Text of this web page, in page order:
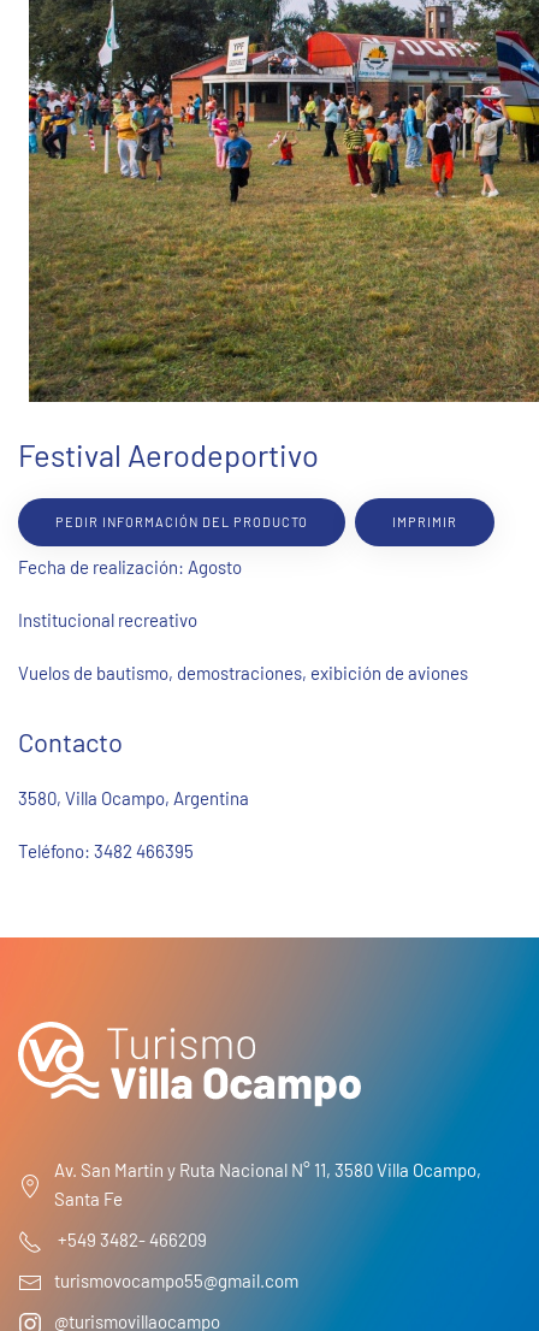
Festival Aerodeportivo
PEDIR INFORMACIÓN DEL PRODUCTO IMPRIMIR
Fecha de realización: Agosto
Institucional recreativo
Vuelos de bautismo, demostraciones, exibición de aviones
Contacto
3580, Villa Ocampo, Argentina
Teléfono: 3482 466395
Av. San Martin y Ruta Nacional N° 11, 3580 Villa Ocampo,
Santa Fe
+549 3482- 466209
turismovocampo55@gmail.com
@turismovillaocampo